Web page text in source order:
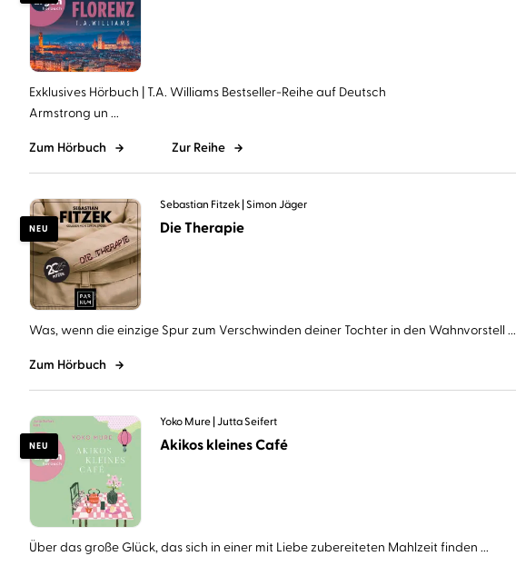
Exklusives Hörbuch | T.A. Williams Bestseller-Reihe auf Deutsch
Armstrong un ...
Zum Hörbuch Zur Reihe
NEU
Sebastian Fitzek Simon Jäger
Die Therapie
Was, wenn die einzige Spur zum Verschwinden deiner Tochter in den Wahnvorstell ...
Zum Hörbuch
NEU
Yoko Mure Jutta Seifert
Akikos kleines Café
Über das große Glück, das sich in einer mit Liebe zubereiteten Mahlzeit finden ...